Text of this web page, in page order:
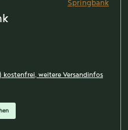
von 5 Sternen
Springbank
kostenfrei, weitere Versandinfos